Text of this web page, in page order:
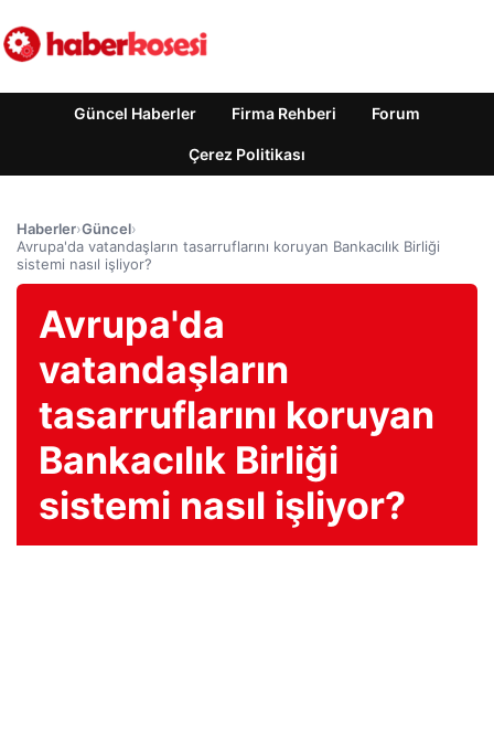
Güncel Haberler Firma Rehberi Forum
Çerez Politikası
Haberler›Güncel›
Avrupa'da vatandaşların tasarruflarını koruyan Bankacılık Birliği
sistemi nasıl işliyor?
Avrupa'da
vatandaşların
tasarruflarını koruyan
Bankacılık Birliği
sistemi nasıl işliyor?